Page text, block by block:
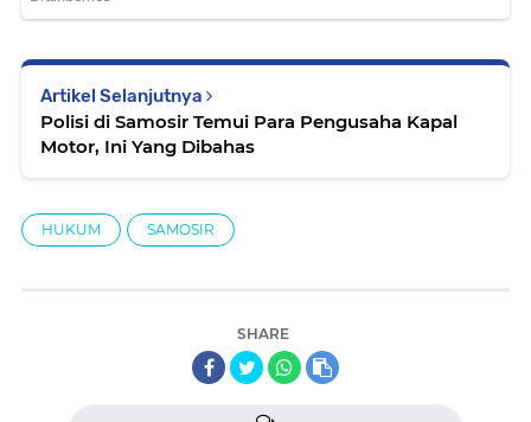
Artikel Selanjutnya
Polisi di Samosir Temui Para Pengusaha Kapal
Motor, Ini Yang Dibahas
HUKUM SAMOSIR
SHARE